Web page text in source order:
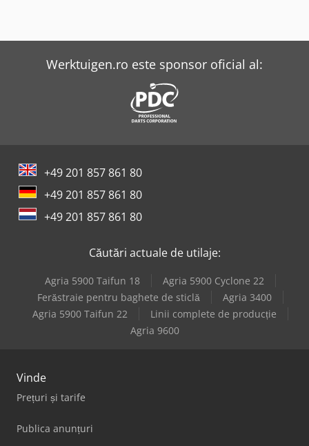
Werktuigen.ro este sponsor oficial al:
+49 201 857 861 80
+49 201 857 861 80
+49 201 857 861 80
Căutări actuale de utilaje:
Agria 5900 Taifun 18
Agria 5900 Cyclone 22
Ferăstraie pentru baghete de sticlă
Agria 3400
Agria 5900 Taifun 22
Linii complete de producție
Agria 9600
Vinde
Prețuri și tarife
Publica anunțuri